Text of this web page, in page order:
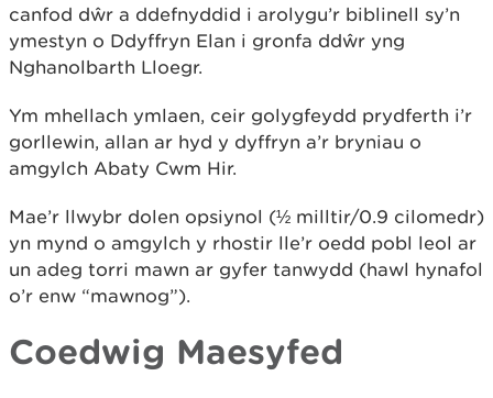
canfod dŵr a ddefnyddid i arolygu’r biblinell sy’n
ymestyn o Ddyffryn Elan i gronfa ddŵr yng
Nghanolbarth Lloegr.
Ym mhellach ymlaen, ceir golygfeydd prydferth i’r
gorllewin, allan ar hyd y dyffryn a’r bryniau o
amgylch Abaty Cwm Hir.
Mae’r llwybr dolen opsiynol (½ milltir/0.9 cilomedr)
yn mynd o amgylch y rhostir lle’r oedd pobl leol ar
un adeg torri mawn ar gyfer tanwydd (hawl hynafol
o’r enw “mawnog”).
Coedwig Maesyfed